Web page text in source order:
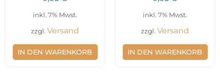
inkl. 7% Mwst.
zzgl. Versand
IN DEN WARENKORB
inkl. 7% Mwst.
zzgl. Versand
IN DEN WARENKORB